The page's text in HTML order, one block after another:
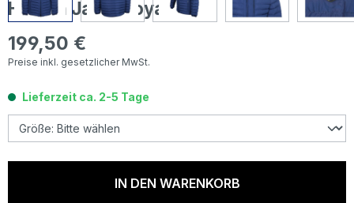
Herren Jacke royalblue
Regulärer Preis:
199,50 €
Preise inkl. gesetzlicher MwSt.
Lieferzeit ca. 2-5 Tage
IN DEN WARENKORB